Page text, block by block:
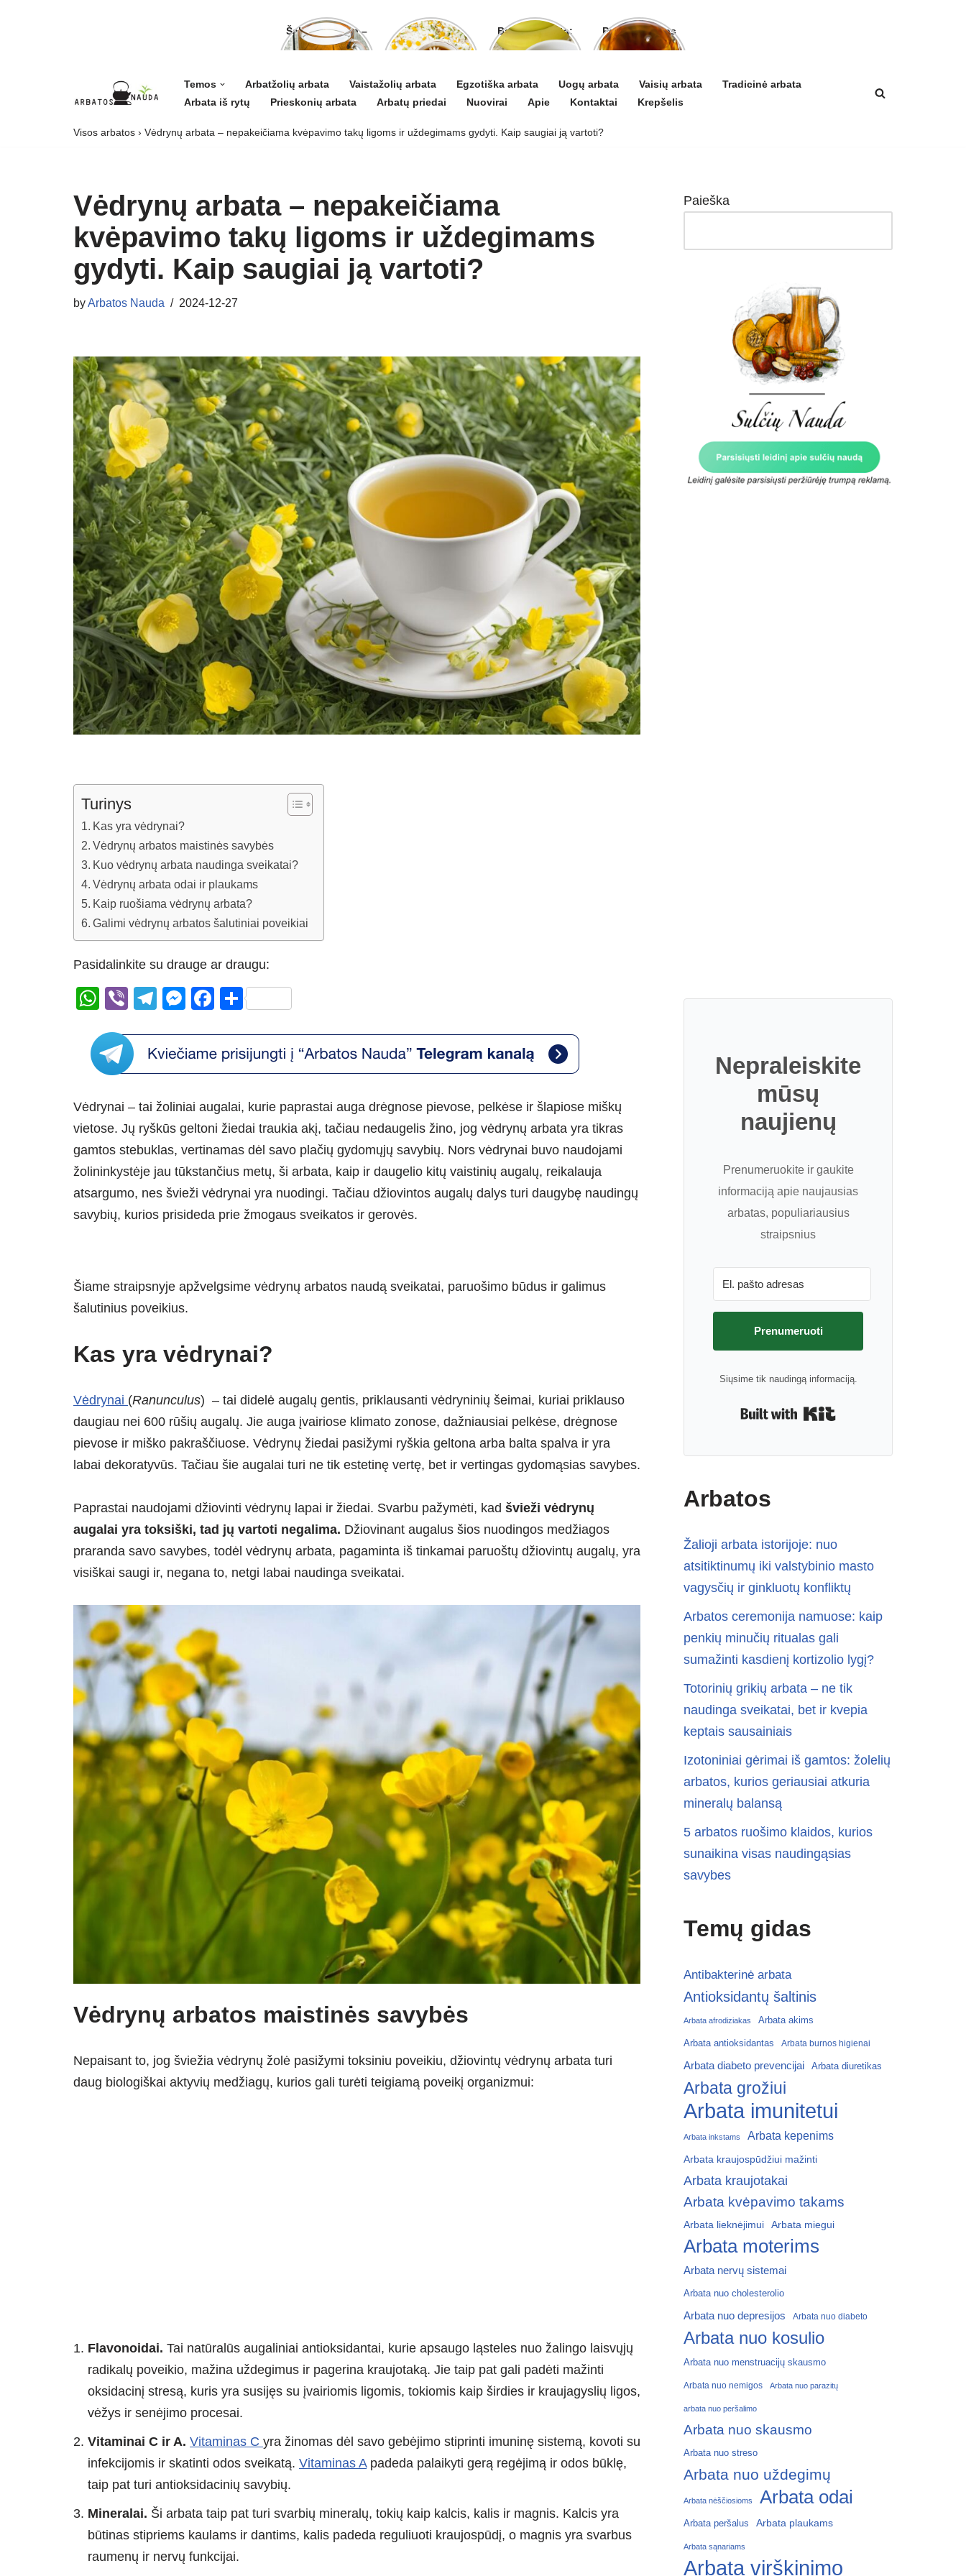
Šalavijo arbata –
ligoms gydyti ir
Ramunėlių
arbata pagelbės
Bananų arbata:
kuo ji naudinga
Pelyno arbatos
nauda ir
Temos Arbatžolių arbata Vaistažolių arbata Egzotiška arbata Uogų arbata Vaisių arbata
Tradicinė arbata
Arbata iš rytų
Prieskonių arbata Arbatų priedai Nuovirai Apie Kontaktai Krepšelis
Visos arbatos › Vėdrynų arbata – nepakeičiama kvėpavimo takų ligoms ir uždegimams gydyti. Kaip saugiai ją vartoti?
Vėdrynų arbata – nepakeičiama
kvėpavimo takų ligoms ir uždegimams
gydyti. Kaip saugiai ją vartoti?
byArbatos Nauda 2024-12-27
Turinys
Kas yra vėdrynai?
Vėdrynų arbatos maistinės savybės
Kuo vėdrynų arbata naudinga sveikatai?
Vėdrynų arbata odai ir plaukams
Kaip ruošiama vėdrynų arbata?
Galimi vėdrynų arbatos šalutiniai poveikiai
Pasidalinkite su drauge ar draugu:
W
at
s
p
p
Vi
er
T
e
gr
m
M
ss
e
g
er
F
c
e
o
o
k
S
ar
e
Vėdrynai – tai žoliniai augalai, kurie paprastai auga drėgnose pievose, pelkėse ir šlapiose miškų
vietose. Jų ryškūs geltoni žiedai traukia akį, tačiau nedaugelis žino, jog vėdrynų arbata yra tikras
gamtos stebuklas, vertinamas dėl savo plačių gydomųjų savybių. Nors vėdrynai buvo naudojami
žolininkystėje jau tūkstančius metų, ši arbata, kaip ir daugelio kitų vaistinių augalų, reikalauja
atsargumo, nes švieži vėdrynai yra nuodingi. Tačiau džiovintos augalų dalys turi daugybę naudingų
savybių, kurios prisideda prie žmogaus sveikatos ir gerovės.
Šiame straipsnyje apžvelgsime vėdrynų arbatos naudą sveikatai, paruošimo būdus ir galimus
šalutinius poveikius.
Kas yra vėdrynai?
Vėdrynai (Ranunculus) – tai didelė augalų gentis, priklausanti vėdryninių šeimai, kuriai priklauso
daugiau nei 600 rūšių augalų. Jie auga įvairiose klimato zonose, dažniausiai pelkėse, drėgnose
pievose ir miško pakraščiuose. Vėdrynų žiedai pasižymi ryškia geltona arba balta spalva ir yra
labai dekoratyvūs. Tačiau šie augalai turi ne tik estetinę vertę, bet ir vertingas gydomąsias savybes.
Paprastai naudojami džiovinti vėdrynų lapai ir žiedai. Svarbu pažymėti, kad švieži vėdrynų
augalai yra toksiški, tad jų vartoti negalima. Džiovinant augalus šios nuodingos medžiagos
praranda savo savybes, todėl vėdrynų arbata, pagaminta iš tinkamai paruoštų džiovintų augalų, yra
visiškai saugi ir, negana to, netgi labai naudinga sveikatai.
Vėdrynų arbatos maistinės savybės
Nepaisant to, jog šviežia vėdrynų žolė pasižymi toksiniu poveikiu, džiovintų vėdrynų arbata turi
daug biologiškai aktyvių medžiagų, kurios gali turėti teigiamą poveikį organizmui:
Flavonoidai. Tai natūralūs augaliniai antioksidantai, kurie apsaugo ląsteles nuo žalingo laisvųjų
radikalų poveikio, mažina uždegimus ir pagerina kraujotaką. Jie taip pat gali padėti mažinti
oksidacinį stresą, kuris yra susijęs su įvairiomis ligomis, tokiomis kaip širdies ir kraujagyslių ligos,
vėžys ir senėjimo procesai.
Vitaminai C ir A. Vitaminas C yra žinomas dėl savo gebėjimo stiprinti imuninę sistemą, kovoti su
infekcijomis ir skatinti odos sveikatą. Vitaminas Apadeda palaikyti gerą regėjimą ir odos būklę,
taip pat turi antioksidacinių savybių.
Mineralai. Ši arbata taip pat turi svarbių mineralų, tokių kaip kalcis, kalis ir magnis. Kalcis yra
būtinas stipriems kaulams ir dantims, kalis padeda reguliuoti kraujospūdį, o magnis yra svarbus
raumenų ir nervų funkcijai.
Paieška
Nepraleiskite
mūsų
naujienų
Prenumeruokite ir gaukite
informaciją apie naujausias
arbatas, populiariausius
straipsnius
Prenumeruoti
Siųsime tik naudingą informaciją.
Arbatos
Žalioji arbata istorijoje: nuo
atsitiktinumų iki valstybinio masto
vagysčių ir ginkluotų konfliktų
Arbatos ceremonija namuose: kaip
penkių minučių ritualas gali
sumažinti kasdienį kortizolio lygį?
Totorinių grikių arbata – ne tik
naudinga sveikatai, bet ir kvepia
keptais sausainiais
Izotoniniai gėrimai iš gamtos: žolelių
arbatos, kurios geriausiai atkuria
mineralų balansą
5 arbatos ruošimo klaidos, kurios
sunaikina visas naudingąsias
savybes
Temų gidas
Antibakterinė arbata
Antioksidantų šaltinis
Arbata afrodiziakas Arbata akims
Arbata antioksidantas Arbata burnos higienai
Arbata diabeto prevencijai Arbata diuretikas
Arbata grožiui
Arbata imunitetui
Arbata inkstams Arbata kepenims
Arbata kraujospūdžiui mažinti
Arbata kraujotakai
Arbata kvėpavimo takams
Arbata lieknėjimui Arbata miegui
Arbata moterims
Arbata nervų sistemai
Arbata nuo cholesterolio
Arbata nuo depresijos Arbata nuo diabeto
Arbata nuo kosulio
Arbata nuo menstruacijų skausmo
Arbata nuo nemigos Arbata nuo parazitų
arbata nuo peršalimo
Arbata nuo skausmo
Arbata nuo streso
Arbata nuo uždegimų
Arbata nėščiosioms Arbata odai
Arbata peršalus Arbata plaukams
Arbata sąnariams
Arbata virškinimo